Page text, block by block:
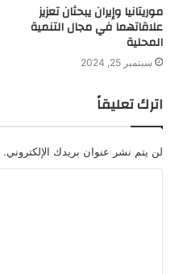
موريتانيا وإيران يبحثان تعزيز
علاقاتهما في مجال التنمية
المحلية
سبتمبر 25, 2024
اترك تعليقاً
لن يتم نشر عنوان بريدك الإلكتروني.